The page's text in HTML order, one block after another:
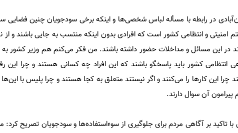
در رابطه با مسأله لباس شخصی‌ها و اینکه برخی سودجویان چنین فضایی
و انتظامی کشور است که افرادی بدون اینکه منتسب به جایی باشند و از
در این مسائل و مداخلات حضور داشته باشند. من فکر می‌کنم هم وزیر کشور
انتظامی کشور باید پاسخگو باشند که این افراد چه کسانی هستند و چرا این
این کارها را می‌کنند و اگر نیستند متعلق به کجا هستند و چرا پلیس با
آن سوال دارند.
تاکید بر آگاهی مردم برای جلوگیری از سوءاستفاده‌ها و سودجویان تصریح کرد: